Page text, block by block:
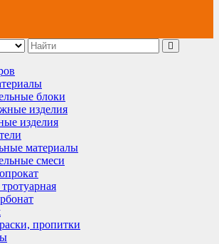
блоки
изделия
изделия
материалы
смеси
пропитки